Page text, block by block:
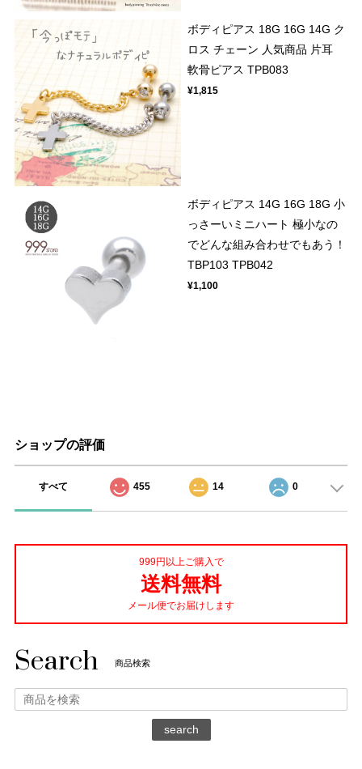
ボディピアス 18G 16G 14G ク
ロス チェーン 人気商品 片耳
軟骨ピアス TPB083
¥1,815
ボディピアス 14G 16G 18G 小
っさーいミニハート 極小なの
でどんな組み合わせでもあう！
TBP103 TPB042
¥1,100
ショップの評価
すべて 455 14 0
999円以上ご購入で
送料無料
メール便でお届けします
Search 商品検索
search